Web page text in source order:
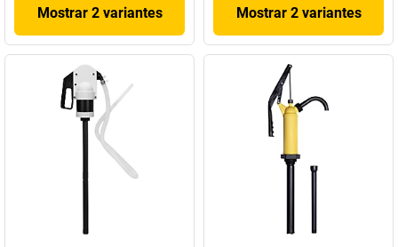
Mostrar 2 variantes Mostrar 2 variantes